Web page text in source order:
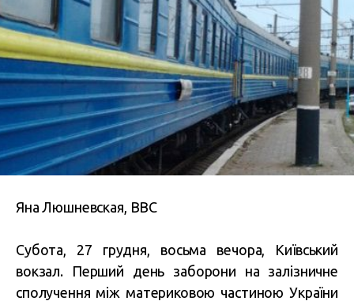
Яна Люшневская, BBC
Субота, 27 грудня, восьма вечора, Київський
вокзал. Перший день заборони на залізничне
сполучення між материковою частиною України